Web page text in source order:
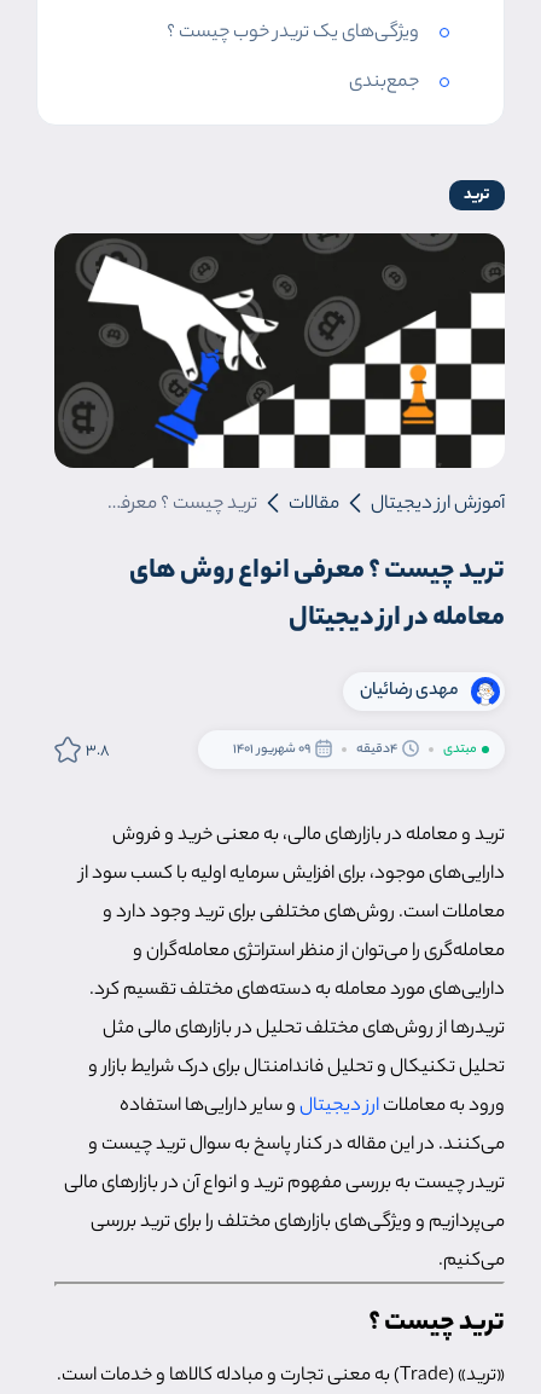
ویژگی‌های یک تریدر خوب چیست ؟
جمع‌بندی
ترید
آموزش ارز دیجیتال مقالات ترید چیست ؟ معرفی انواع روش های معامله در ارز دیجیتال
ترید چیست ؟ معرفی انواع روش های
معامله در ارز دیجیتال
مهدی رضائیان
مبتدی 4دقیقه 09 شهریور 1401 3.8
ترید و معامله در بازارهای مالی، به معنی خرید و فروش
دارایی‌های موجود، برای افزایش سرمایه اولیه با کسب سود از
معاملات است. روش‌های مختلفی برای ترید وجود دارد و
معامله‌گری را می‌توان از منظر استراتژی معامله‌گران و
دارایی‌های مورد معامله به دسته‌های مختلف تقسیم کرد.
تریدرها از روش‌های مختلف تحلیل در بازارهای مالی مثل
تحلیل تکنیکال و تحلیل فاندامنتال برای درک شرایط بازار و
ورود به معاملاتارز دیجیتالو سایر دارایی‌ها استفاده
می‌کنند. در این مقاله در کنار پاسخ به سوال ترید چیست و
تریدر چیست به بررسی مفهوم ترید و انواع آن در بازارهای مالی
می‌پردازیم و ویژگی‌های بازارهای مختلف را برای ترید بررسی
می‌کنیم.
ترید چیست ؟
«ترید» (Trade) به معنی تجارت و مبادله کالاها و خدمات است.